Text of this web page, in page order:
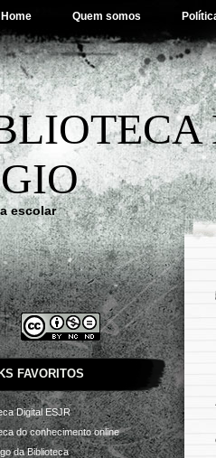
Home Quem somos
escolar
FAVORITOS
Digital ESJR
do conhecimento online
da Biblioteca